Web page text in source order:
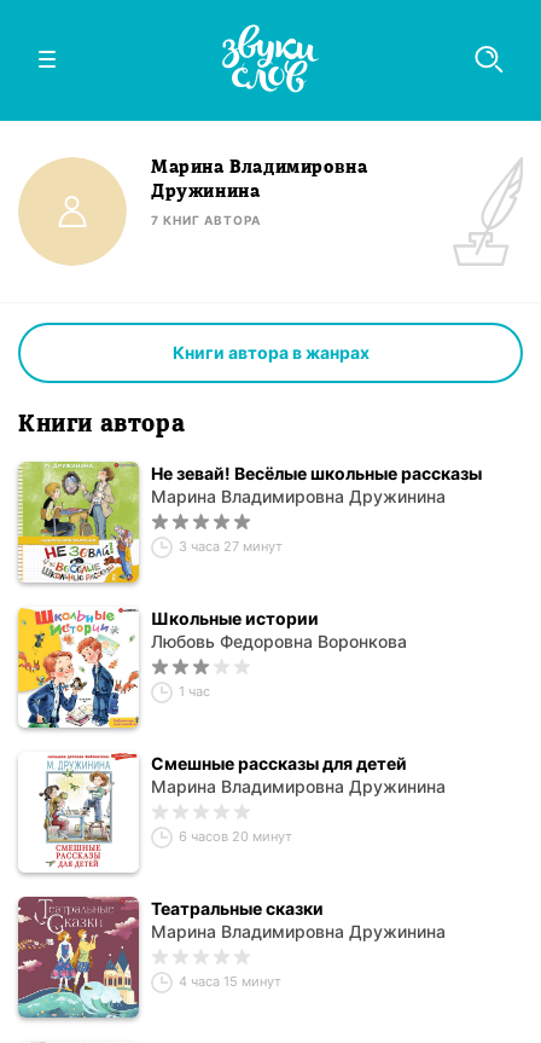
Марина Владимировна
Дружинина
7 КНИГ АВТОРА
Книги автора в жанрах
Книги автора
Не зевай! Весёлые школьные рассказы
Марина Владимировна Дружинина
3 часа 27 минут
Школьные истории
Любовь Федоровна Воронкова
1 час
Смешные рассказы для детей
Марина Владимировна Дружинина
6 часов 20 минут
Театральные сказки
Марина Владимировна Дружинина
4 часа 15 минут